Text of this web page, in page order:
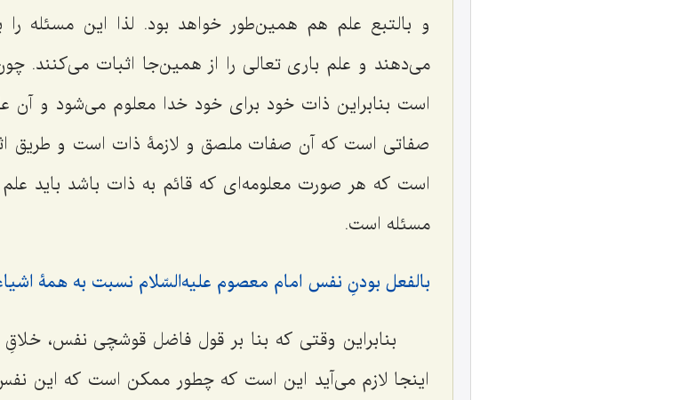
و بالتبع علم هم همین‌طور خواهد بود. لذا این مسئله
مى‌دهند و علم بارى تعالى را از همین‌جا اثبات مى‌کنند.
است بنابراین ذات خود براى خود خدا معلوم مى‌شود و
صفاتى است که آن صفات ملصق و لازمۀ ذات است و طریق
است که هر صورت معلومه‌اى که قائم به ذات باشد باید
مسئله است.
بالفعل بودنِ نفس امام معصوم علیه‌السّلام نسبت به همۀ
بنابراین وقتى که بنا بر قول فاضل قوشچى نفس،
اینجا لازم مى‌آید این است که چطور ممکن است که این